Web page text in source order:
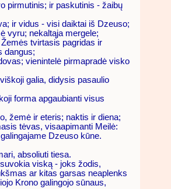
pirmutinis; ir paskutinis - žaibų
ir vidus - visi daiktai iš Dzeuso;
vyru; nekaltąja mergele;
tvirtasis pagridas ir
dangus;
vienintelė pirmapradė visko
galia, didysis pasaulio
forma apgaubianti visus
žemė ir eteris; naktis ir diena;
tėvas, visaapimanti Meilė:
Dzeuso kūne.
absoliuti tiesa.
viską - joks žodis,
ar kitas garsas neaplenks
Krono galingojo sūnaus,